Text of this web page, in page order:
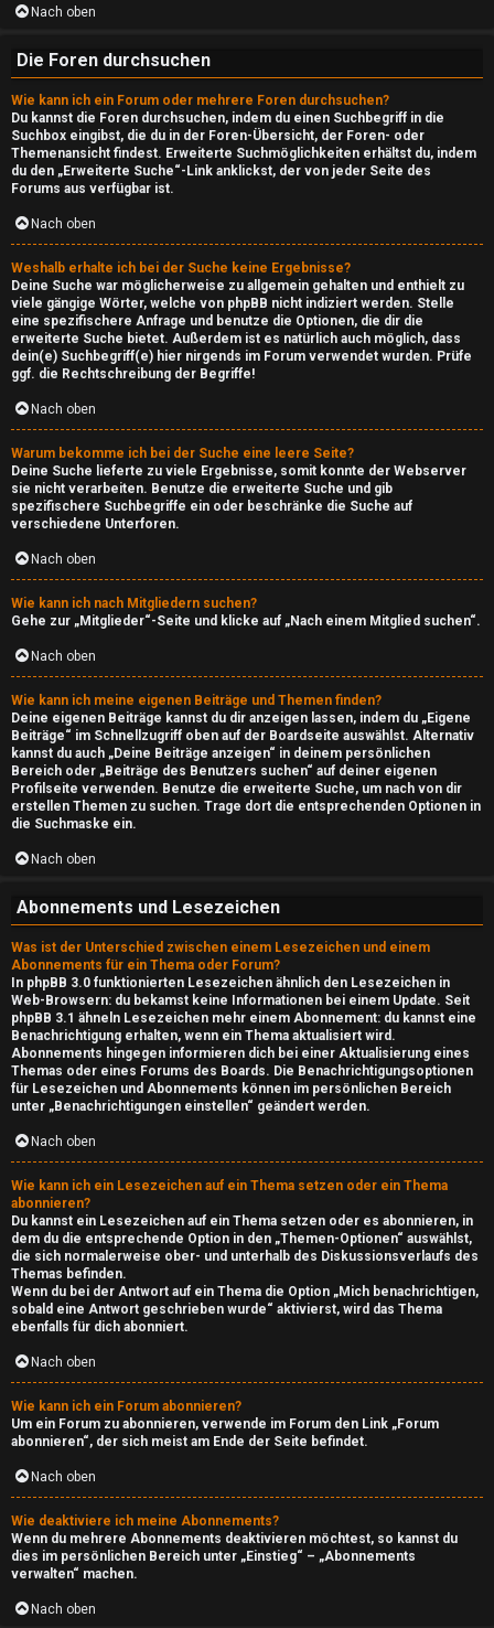
Nach oben
Die Foren durchsuchen
Wie kann ich ein Forum oder mehrere Foren durchsuchen?
Du kannst die Foren durchsuchen, indem du einen Suchbegriff in die
Suchbox eingibst, die du in der Foren-Übersicht, der Foren- oder
Themenansicht findest. Erweiterte Suchmöglichkeiten erhältst du, indem
du den „Erweiterte Suche“-Link anklickst, der von jeder Seite des
Forums aus verfügbar ist.
Nach oben
Weshalb erhalte ich bei der Suche keine Ergebnisse?
Deine Suche war möglicherweise zu allgemein gehalten und enthielt zu
viele gängige Wörter, welche von phpBB nicht indiziert werden. Stelle
eine spezifischere Anfrage und benutze die Optionen, die dir die
erweiterte Suche bietet. Außerdem ist es natürlich auch möglich, dass
dein(e) Suchbegriff(e) hier nirgends im Forum verwendet wurden. Prüfe
ggf. die Rechtschreibung der Begriffe!
Nach oben
Warum bekomme ich bei der Suche eine leere Seite?
Deine Suche lieferte zu viele Ergebnisse, somit konnte der Webserver
sie nicht verarbeiten. Benutze die erweiterte Suche und gib
spezifischere Suchbegriffe ein oder beschränke die Suche auf
verschiedene Unterforen.
Nach oben
Wie kann ich nach Mitgliedern suchen?
Gehe zur „Mitglieder“-Seite und klicke auf „Nach einem Mitglied suchen“.
Nach oben
Wie kann ich meine eigenen Beiträge und Themen finden?
Deine eigenen Beiträge kannst du dir anzeigen lassen, indem du „Eigene
Beiträge“ im Schnellzugriff oben auf der Boardseite auswählst. Alternativ
kannst du auch „Deine Beiträge anzeigen“ in deinem persönlichen
Bereich oder „Beiträge des Benutzers suchen“ auf deiner eigenen
Profilseite verwenden. Benutze die erweiterte Suche, um nach von dir
erstellen Themen zu suchen. Trage dort die entsprechenden Optionen in
die Suchmaske ein.
Nach oben
Abonnements und Lesezeichen
Was ist der Unterschied zwischen einem Lesezeichen und einem
Abonnements für ein Thema oder Forum?
In phpBB 3.0 funktionierten Lesezeichen ähnlich den Lesezeichen in
Web-Browsern: du bekamst keine Informationen bei einem Update. Seit
phpBB 3.1 ähneln Lesezeichen mehr einem Abonnement: du kannst eine
Benachrichtigung erhalten, wenn ein Thema aktualisiert wird.
Abonnements hingegen informieren dich bei einer Aktualisierung eines
Themas oder eines Forums des Boards. Die Benachrichtigungsoptionen
für Lesezeichen und Abonnements können im persönlichen Bereich
unter „Benachrichtigungen einstellen“ geändert werden.
Nach oben
Wie kann ich ein Lesezeichen auf ein Thema setzen oder ein Thema
abonnieren?
Du kannst ein Lesezeichen auf ein Thema setzen oder es abonnieren, in
dem du die entsprechende Option in den „Themen-Optionen“ auswählst,
die sich normalerweise ober- und unterhalb des Diskussionsverlaufs des
Themas befinden.
Wenn du bei der Antwort auf ein Thema die Option „Mich benachrichtigen,
sobald eine Antwort geschrieben wurde“ aktivierst, wird das Thema
ebenfalls für dich abonniert.
Nach oben
Wie kann ich ein Forum abonnieren?
Um ein Forum zu abonnieren, verwende im Forum den Link „Forum
abonnieren“, der sich meist am Ende der Seite befindet.
Nach oben
Wie deaktiviere ich meine Abonnements?
Wenn du mehrere Abonnements deaktivieren möchtest, so kannst du
dies im persönlichen Bereich unter „Einstieg“ – „Abonnements
verwalten“ machen.
Nach oben
R
e
t
r
o
s
t
a
t
i
o
n
↳
L
i
g
a
↳
M
u
s
i
c
b
o
x
↳
W
e
b
I
n
s
i
d
e
↳